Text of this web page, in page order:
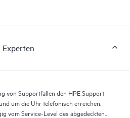
durch den HPE Tech Care Service
sehen auf einen Blick, welche
Service-Tools können Kunden
mit sorgfältig
nutzen. HPE Tech Care
von Supportfällen den HPE Support
um die Uhr telefonisch erreichen.
vom Service-Level des abgedeckten